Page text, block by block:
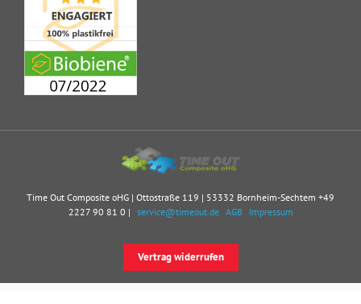
Time Out Composite oHG | Ottostraße 119 | 53332 Bornheim-Sechtem +49
2227 90 81 0 | service@timeout.de AGB Impressum
Vertrag widerrufen